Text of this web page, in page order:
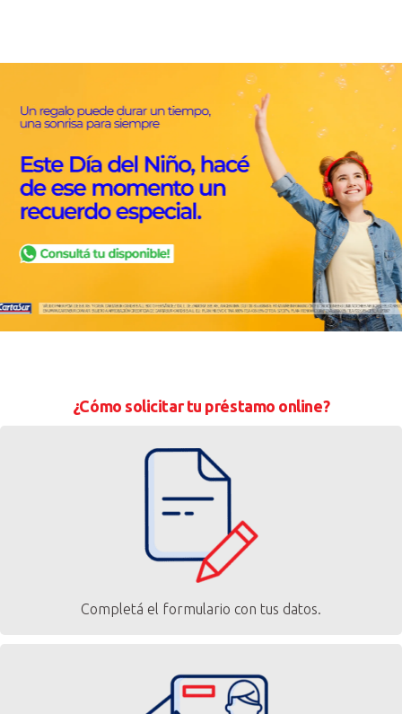
Medios de pago
Contactanos
¿Cómo solicitar tu préstamo online?
Completá el formulario con tus datos.